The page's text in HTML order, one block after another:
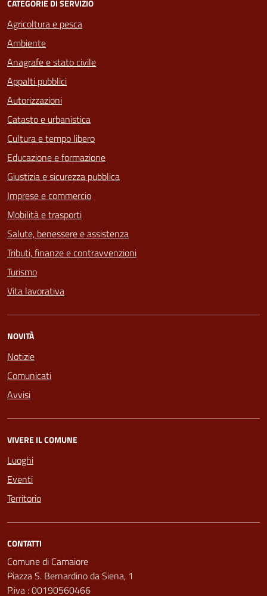
CATEGORIE DI SERVIZIO
Agricoltura e pesca
Ambiente
Anagrafe e stato civile
Appalti pubblici
Autorizzazioni
Catasto e urbanistica
Cultura e tempo libero
Educazione e formazione
Giustizia e sicurezza pubblica
Imprese e commercio
Mobilità e trasporti
Salute, benessere e assistenza
Tributi, finanze e contravvenzioni
Turismo
Vita lavorativa
NOVITÀ
Notizie
Comunicati
Avvisi
VIVERE IL COMUNE
Luoghi
Eventi
Territorio
CONTATTI
Comune di Camaiore
Piazza S. Bernardino da Siena, 1
P.iva : 00190560466